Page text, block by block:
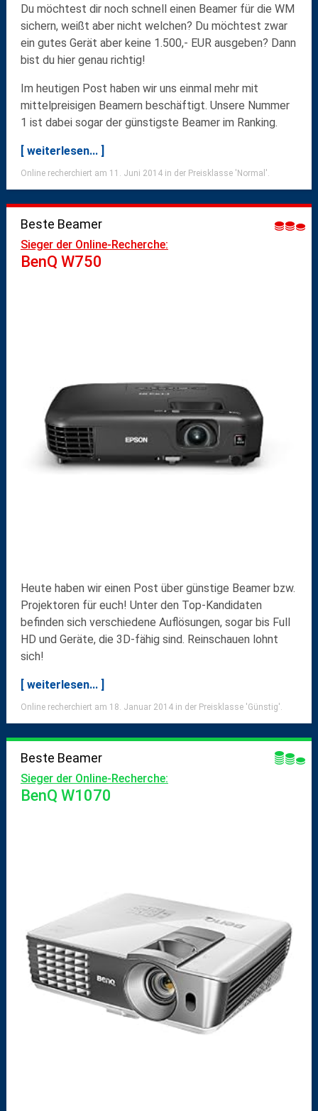
Du möchtest dir noch schnell einen Beamer für die WM
sichern, weißt aber nicht welchen? Du möchtest zwar
ein gutes Gerät aber keine 1.500,- EUR ausgeben? Dann
bist du hier genau richtig!
Im heutigen Post haben wir uns einmal mehr mit
mittelpreisigen Beamern beschäftigt. Unsere Nummer
1 ist dabei sogar der günstigste Beamer im Ranking.
[ weiterlesen... ]
Online recherchiert am 11. Juni 2014 in der Preisklasse 'Normal'.
Beste Beamer
Sieger der Online-Recherche:
BenQ W750
Heute haben wir einen Post über günstige Beamerbzw.
Projektoren für euch! Unter den Top-Kandidaten
befinden sich verschiedene Auflösungen, sogar bis Full
HD und Geräte, die 3D-fähig sind. Reinschauen lohnt
sich!
[ weiterlesen... ]
Online recherchiert am 18. Januar 2014 in der Preisklasse 'Günstig'.
Beste Beamer
Sieger der Online-Recherche:
BenQ W1070